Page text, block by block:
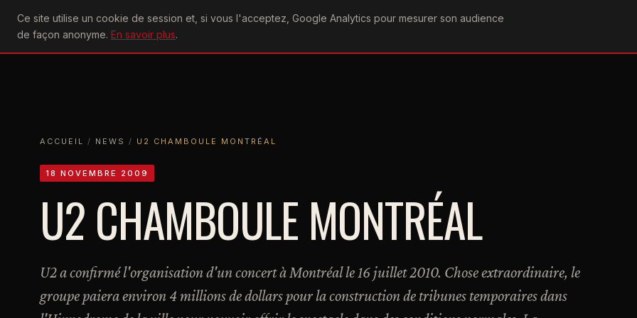
Ce site utilise un cookie de session et, si vous l'acceptez, Google Analytics pour mesurer son audience
de façon anonyme. En savoir plus.
U2achtung
ACCUEIL
ACTU CONCERTS DISCOGRAPHIEPAROLESVIDÉOGRAPHIEFORUMS
ACCUEIL / NEWS / U2 CHAMBOULE MONTRÉAL
18 NOVEMBRE 2009
U2 CHAMBOULE MONTRÉAL
U2 a confirmé l'organisation d'un concert à Montréal le 16 juillet 2010. Chose extraordinaire, le
groupe paiera environ 4 millions de dollars pour la construction de tribunes temporaires dans